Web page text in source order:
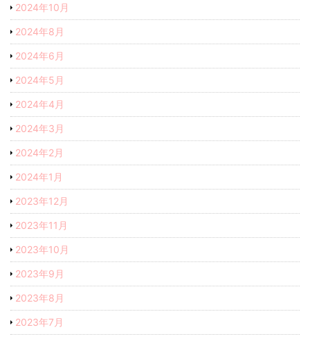
2024年10月
2024年8月
2024年6月
2024年5月
2024年4月
2024年3月
2024年2月
2024年1月
2023年12月
2023年11月
2023年10月
2023年9月
2023年8月
2023年7月